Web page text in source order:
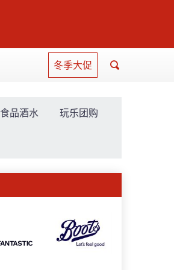
冬季大促
食品酒水 玩乐团购